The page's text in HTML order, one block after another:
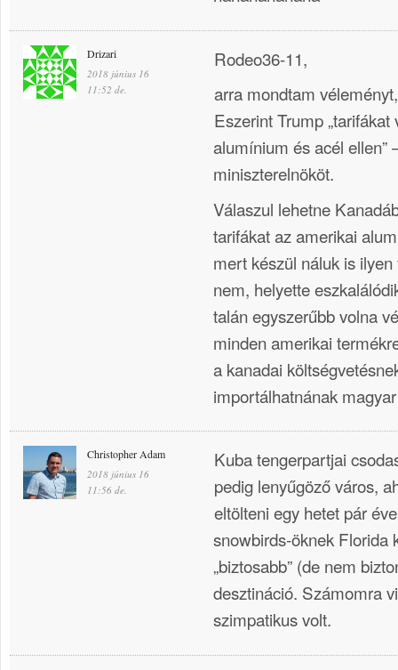
Drizari
2018 június 16
11:52 de.
Rodeo36-11,
arra mondtam
Eszerint Trump
alumínium és acél ellen”
miniszterelnököt.
Válaszul lehetne
tarifákat az amerikai
mert készül náluk is
nem, helyette
talán egyszerűbb volna
minden amerikai
a kanadai
importálhatnának
Christopher Adam
2018 június 16
11:56 de.
Kuba tengerpartjai
pedig lenyűgöző város,
eltölteni egy hetet pár
snowbirds-öknek Florida
„biztosabb” (de nem
desztináció. Számomra
szimpatikus volt.